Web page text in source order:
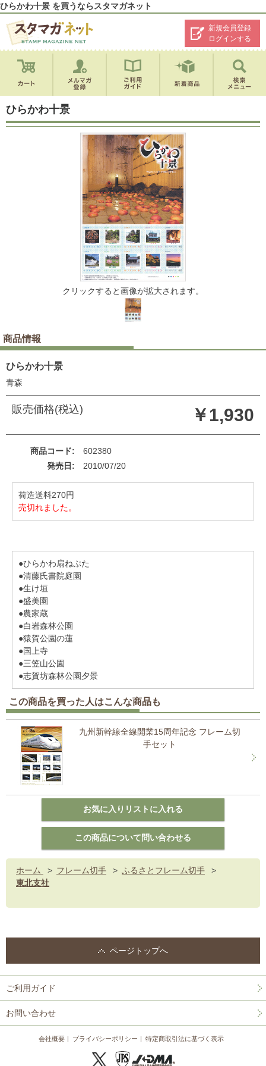
ひらかわ十景 を買うならスタマガネット
新規会員登録
ログインする
ひらかわ十景
クリックすると画像が拡大されます。
商品情報
ひらかわ十景
青森
販売価格(税込) ￥1,930
商品コード
602380
発売日
2010/07/20
荷造送料270円
売切れました。
●ひらかわ扇ねぷた
●清藤氏書院庭園
●生け垣
●盛美園
●農家蔵
●白岩森林公園
●猿賀公園の蓮
●国上寺
●三笠山公園
●志賀坊森林公園夕景
この商品を買った人はこんな商品も
九州新幹線全線開業15周年記念 フレーム切
手セット
ホーム > フレーム切手 > ふるさとフレーム切手
>
東北支社
ページトップへ
ご利用ガイド
お問い合わせ
会社概要 プライバシーポリシー 特定商取引法に基づく表示